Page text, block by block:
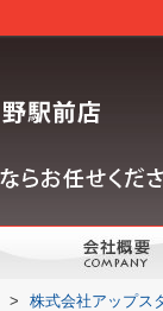
> 株式会社アップス